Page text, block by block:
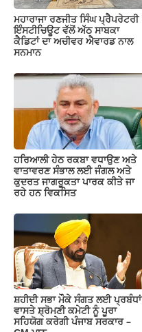
ਮਹਾਰਾਜਾ ਰਣਜੀਤ ਸਿੰਘ ਪ੍ਰੈਪਰੇਟਰੀ
ਇੰਸਟੀਚਿਊਟ ਵੱਲੋਂ ਅੱਠ ਸਾਬਕਾ
ਕੈਡਿਟਾਂ ਦਾ ਅਚੀਵਰ ਐਵਾਰਡ ਨਾਲ
ਸਨਮਾਨ
ਹਰਿਆਲੀ ਹੇਠ ਰਕਬਾ ਵਧਾਉਣ ਅਤੇ
ਵਾਤਾਵਰਣ ਸੰਭਾਲ ਲਈ ਜੰਗਲ ਅਤੇ
ਕੁਦਰਤ ਜਾਗਰੂਕਤਾ ਪਾਰਕ ਕੀਤੇ ਜਾ
ਰਹੇ ਹਨ ਵਿਕਸਿਤ
ਸ਼ਹੀਦੀ ਸਭਾ ਮੌਕੇ ਸੰਗਤ ਲਈ ਪ੍ਰਬੰਧਾਂ
ਵਾਸਤੇ ਸ਼੍ਰੋਮਣੀ ਕਮੇਟੀ ਨੂੰ ਪੂਰਾ
ਸਹਿਯੋਗ ਕਰੇਗੀ ਪੰਜਾਬ ਸਰਕਾਰ –